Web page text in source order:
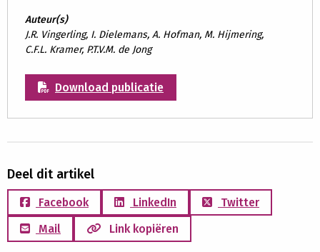
Auteur(s)
J.R. Vingerling, I. Dielemans, A. Hofman, M. Hijmering,
C.F.L. Kramer, P.T.V.M. de Jong
Download publicatie
Deel dit artikel
Facebook LinkedIn
Twitter
Mail
Link kopiëren